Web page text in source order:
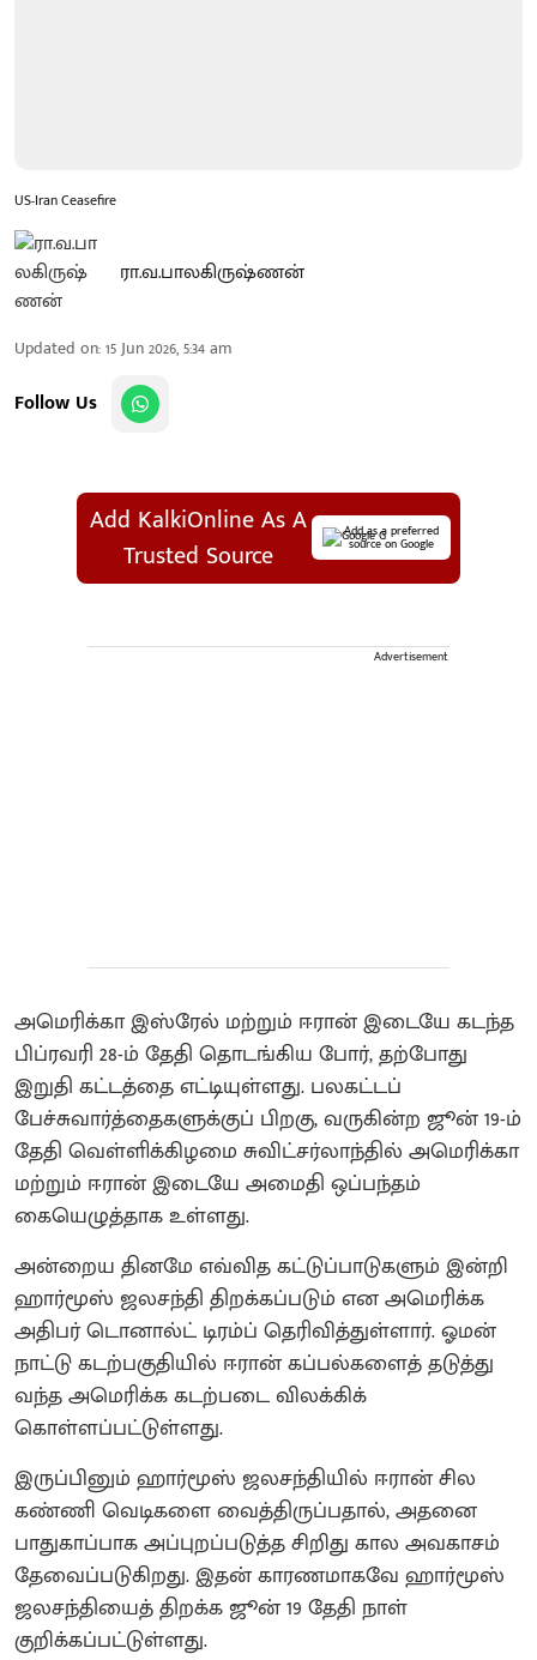
US-Iran Ceasefire
ரா.வ.பாலகிருஷ்ணன்
Updated on:15 Jun 2026, 5:34 am
Follow Us
Add KalkiOnline As A
Trusted Source
Add as a preferred
source on Google
Advertisement
அமெரிக்கா இஸ்ரேல் மற்றும் ஈரான் இடையே கடந்த
பிப்ரவரி 28-ம் தேதி தொடங்கிய போர், தற்போது
இறுதி கட்டத்தை எட்டியுள்ளது. பலகட்டப்
பேச்சுவார்த்தைகளுக்குப் பிறகு, வருகின்ற ஜூன் 19-ம்
தேதி வெள்ளிக்கிழமை சுவிட்சர்லாந்தில் அமெரிக்கா
மற்றும் ஈரான் இடையே அமைதி ஒப்பந்தம்
கையெழுத்தாக உள்ளது.
அன்றைய தினமே எவ்வித கட்டுப்பாடுகளும் இன்றி
ஹார்மூஸ் ஜலசந்தி திறக்கப்படும் என அமெரிக்க
அதிபர் டொனால்ட் டிரம்ப் தெரிவித்துள்ளார். ஓமன்
நாட்டு கடற்பகுதியில் ஈரான் கப்பல்களைத் தடுத்து
வந்த அமெரிக்க கடற்படை விலக்கிக்
கொள்ளப்பட்டுள்ளது.
இருப்பினும் ஹார்மூஸ் ஜலசந்தியில் ஈரான் சில
கண்ணி வெடிகளை வைத்திருப்பதால், அதனை
பாதுகாப்பாக அப்புறப்படுத்த சிறிது கால அவகாசம்
தேவைப்படுகிறது. இதன் காரணமாகவே ஹார்மூஸ்
ஜலசந்தியைத் திறக்க ஜூன் 19 தேதி நாள்
குறிக்கப்பட்டுள்ளது.